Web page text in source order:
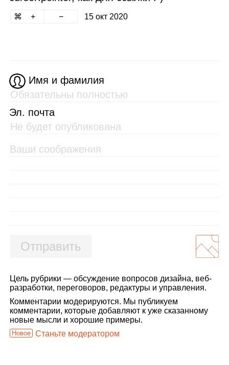
15 окт 2020
Имя и фамилия
Эл. почта
Отправить
Цель рубрики — обсуждение вопросов дизайна, веб-
разработки, переговоров, редактуры и управления.
Комментарии модерируются. Мы публикуем
комментарии, которые добавляют к уже сказанному
новые мысли и хорошие примеры.
Новое Станьте модератором